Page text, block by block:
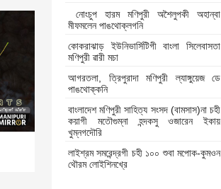
নোংচুপ হারম মণিপুরী অশৈলুপকী অহান্বা
মীফমলেন পাঙথোক্লগনি
কোকরাঝাড় ইউনিভার্সিটিগী বাংলা সিলেবাসতা
মণিপুরী ৱারী মচা
আগরতলা, ত্রিপুরাদা মণিপুরী ল্যাঙ্গুয়েজ ডে
পাঙথোক্কনি
বাংলাদেশ মণিপুরী সাহিত্য সংসদ (বামসাস)না চহী
কয়াগী মতৌগুম্না হন্দকসু ওজারেন ইকায়
খুম্নগদৌরি
লাইশ্রম সমরেন্দ্রগী চহী ১০০ শুবা মপোক-কুমওন
থৌরম লোইশিনখ্রে